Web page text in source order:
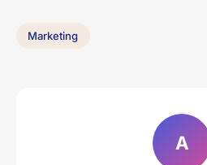
Marketing
A